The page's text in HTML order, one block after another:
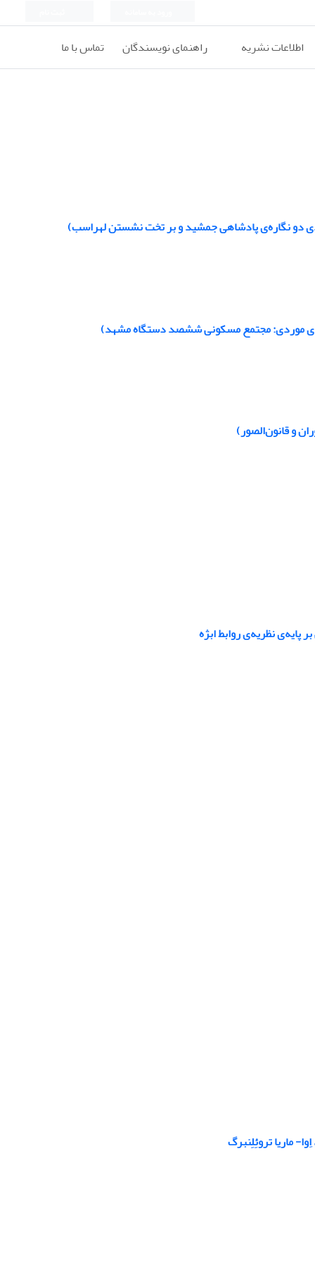
اطلاعات نشریه راهنمای نویسندگان تماس با ما
دو نگاره‌‌‌‌ی پادشاهی جمشید و بر تخت نشستن لهراسب)
موردی: مجتمع مسکونی ششصد دستگاه مشهد)
و قانون‌‌الصور)
پایه‌‌‌‌ی نظریه‌‌‌‌ی روابط ابژه